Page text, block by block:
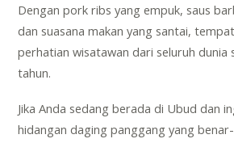
Dengan pork ribs yang empuk, saus
dan suasana makan yang santai,
perhatian wisatawan dari seluruh dunia
tahun.
Jika Anda sedang berada di Ubud dan
hidangan daging panggang yang